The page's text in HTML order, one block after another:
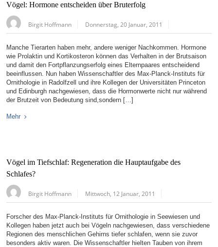
Vögel: Hormone entscheiden über Bruterfolg
Birgit Hoffmann Donnerstag, 20 Januar, 2011
Manche Tierarten haben mehr, andere weniger Nachkommen. Hormone
wie Prolaktin und Kortikosteron können das Verhalten in der Brutsaison
und damit den Fortpflanzungserfolg eines Elternpaares entscheidend
beeinflussen. Nun haben Wissenschaftler des Max-Planck-Instituts für
Ornithologie in Radolfzell und ihre Kollegen der Universitäten Princeton
und Edinburgh nachgewiesen, dass die Hormonwerte nicht nur während
der Brutzeit von Bedeutung sind,sondern […]
Mehr
Vögel im Tiefschlaf: Regeneration die Hauptaufgabe des
Schlafes?
Birgit Hoffmann Mittwoch, 12 Januar, 2011
Forscher des Max-Planck-Instituts für Ornithologie in Seewiesen und
Kollegen haben jetzt auch bei Vögeln nachgewiesen, dass verschiedene
Regionen des menschlichen Gehirns tiefer schlafen, wenn sie zuvor
besonders aktiv waren. Die Wissenschaftler hielten Tauben von ihrem